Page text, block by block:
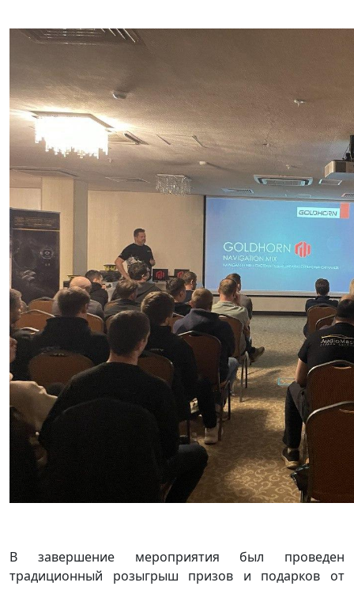
В завершение мероприятия был проведен
традиционный розыгрыш призов и подарков от